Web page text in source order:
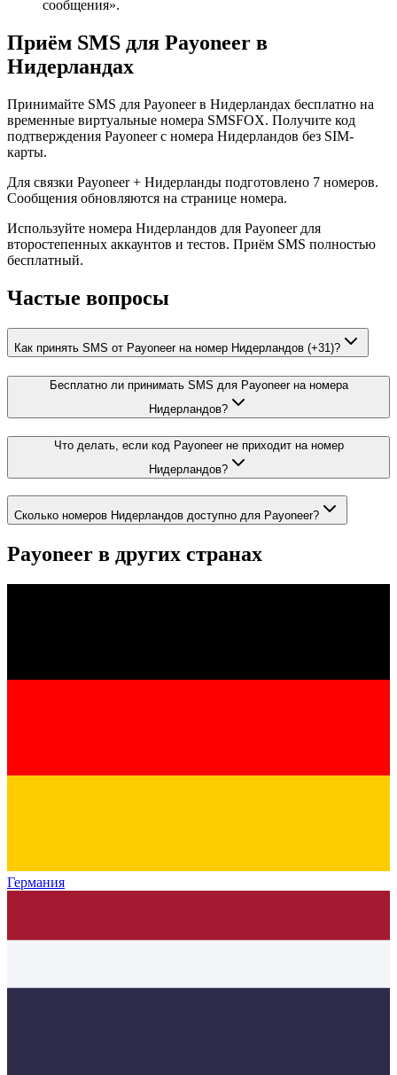
сообщения».
Приём SMS для Payoneer в
Нидерландах
Принимайте SMS для Payoneer в Нидерландах бесплатно на
временные виртуальные номера SMSFOX. Получите код
подтверждения Payoneer с номера Нидерландов без SIM-
карты.
Для связки Payoneer + Нидерланды подготовлено 7 номеров.
Сообщения обновляются на странице номера.
Используйте номера Нидерландов для Payoneer для
второстепенных аккаунтов и тестов. Приём SMS полностью
бесплатный.
Частые вопросы
Как принять SMS от Payoneer на номер Нидерландов (+31)?
Бесплатно ли принимать SMS для Payoneer на номера
Нидерландов?
Что делать, если код Payoneer не приходит на номер
Нидерландов?
Сколько номеров Нидерландов доступно для Payoneer?
Payoneer в других странах
Германия